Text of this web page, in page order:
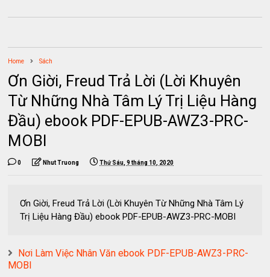
Home Sách
Ơn Giời, Freud Trả Lời (Lời Khuyên
Từ Những Nhà Tâm Lý Trị Liệu Hàng
Đầu) ebook PDF-EPUB-AWZ3-PRC-
MOBI
0 Nhut Truong Thứ Sáu, 9 tháng 10, 2020
Ơn Giời, Freud Trả Lời (Lời Khuyên Từ Những Nhà Tâm Lý
Trị Liệu Hàng Đầu) ebook PDF-EPUB-AWZ3-PRC-MOBI
Nơi Làm Việc Nhân Văn ebook PDF-EPUB-AWZ3-PRC-
MOBI